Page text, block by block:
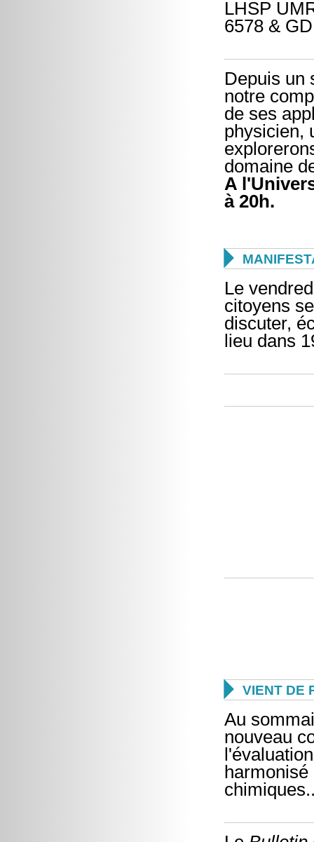
LHSP
6578 &
Depuis un
notre
de ses
physicien,
domaine
A
à 20h.

Le
citoyens
discuter,
lieu dans
 VIENT DE
Au
nouveau